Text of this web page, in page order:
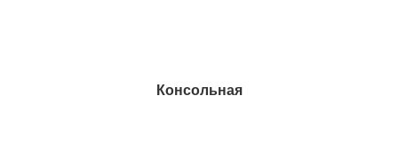
Консольная